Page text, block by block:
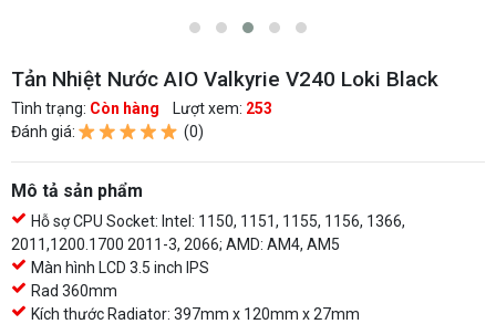
Tản Nhiệt Nước AIO Valkyrie V240 Loki Black
Tình trạng: Còn hàng Lượt xem: 253
Đánh giá:
(0)
Mô tả sản phẩm
Hỗ sợ CPU Socket: Intel: 1150, 1151, 1155, 1156, 1366,
2011,1200.1700 2011-3, 2066; AMD: AM4, AM5
Màn hình LCD 3.5 inch IPS
Rad 360mm
Kích thước Radiator: 397mm x 120mm x 27mm